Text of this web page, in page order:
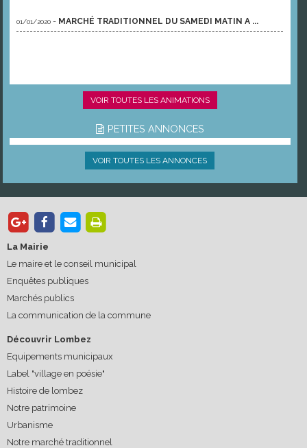
01/01/2020 - MARCHÉ TRADITIONNEL DU SAMEDI MATIN A ...
VOIR TOUTES LES ANIMATIONS
PETITES ANNONCES
VOIR TOUTES LES ANNONCES
La Mairie
Le maire et le conseil municipal
Enquêtes publiques
Marchés publics
La communication de la commune
Découvrir Lombez
Equipements municipaux
Label "village en poésie"
Histoire de lombez
Notre patrimoine
Urbanisme
Notre marché traditionnel